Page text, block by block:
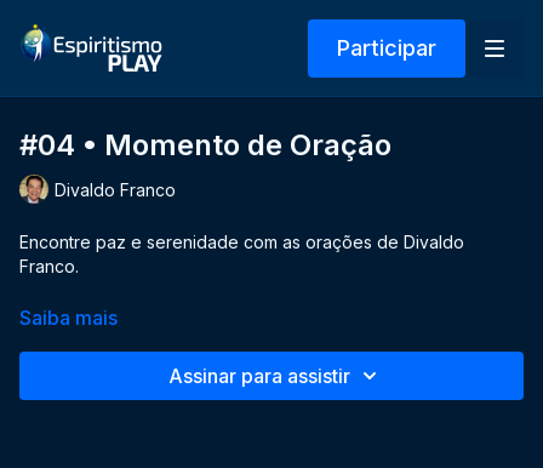
Participar
#04 • Momento de Oração
Divaldo Franco
Encontre paz e serenidade com as orações de Divaldo
Franco.
Saiba mais
Assinar para assistir